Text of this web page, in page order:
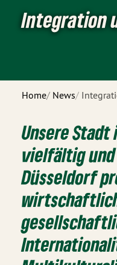
Integration
Home News
Unsere
vielfältig
Düsseldorf